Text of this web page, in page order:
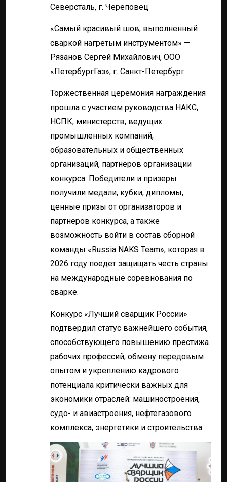
Северсталь, г. Череповец
«Самый красивый шов, выполненный
сваркой нагретым инструментом» —
Рязанов Сергей Михайлович, ООО
«ПетербургГаз», г. Санкт-Петербург
Торжественная церемония награждения
прошла с участием руководства НАКС,
НСПК, министерств, ведущих
промышленных компаний,
образовательных и общественных
организаций, партнеров организации
конкурса. Победители и призеры
получили медали, кубки, дипломы,
ценные призы от организаторов и
партнеров конкурса, а также
возможность войти в состав сборной
команды «Russia NAKS Team», которая в
2026 году поедет защищать честь страны
на международные соревнования по
сварке.
Конкурс «Лучший сварщик России»
подтвердил статус важнейшего события,
способствующего повышению престижа
рабочих профессий, обмену передовым
опытом и укреплению кадрового
потенциала критически важных для
экономики отраслей: машиностроения,
судо- и авиастроения, нефтегазового
комплекса, энергетики и строительства.